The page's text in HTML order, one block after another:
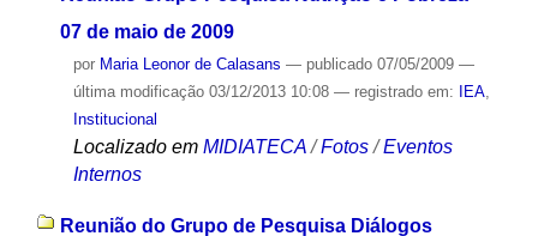
07 de maio de 2009
por Maria Leonor de Calasans — publicado07/05/2009 —
última modificação03/12/2013 10:08 — registrado em: IEA,
Institucional
Localizado em MIDIATECA /Fotos /Eventos
Internos
Reunião do Grupo de Pesquisa Diálogos